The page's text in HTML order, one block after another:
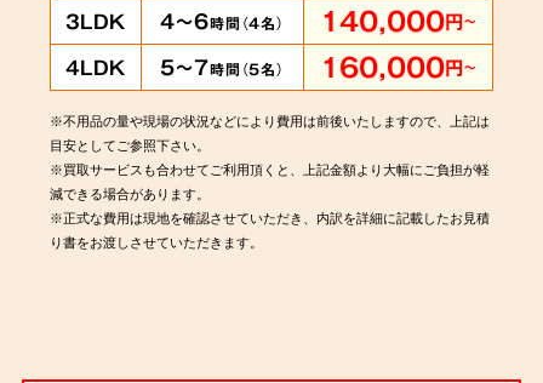
3LDK 4～6時間（4名） 140,000円～
4LDK 5～7時間（5名） 160,000円～
※不用品の量や現場の状況などにより費用は前後いたしますので、上記は
目安としてご参照下さい。
※買取サービスも合わせてご利用頂くと、上記金額より大幅にご負担が軽
減できる場合があります。
※正式な費用は現地を確認させていただき、内訳を詳細に記載したお見積
り書をお渡しさせていただきます。